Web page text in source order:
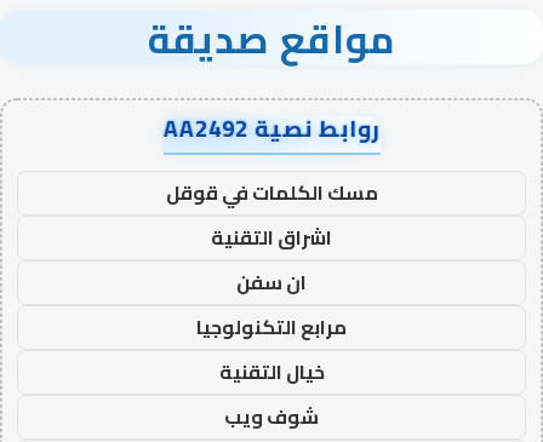
مواقع صديقة
روابط نصية AA2492
مسك الكلمات في قوقل
اشراق التقنية
ان سفن
مرابع التكنولوجيا
خيال التقنية
شوف ويب